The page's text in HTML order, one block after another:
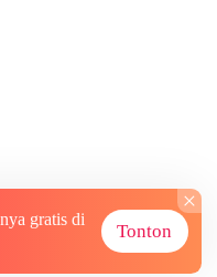
gratis di
Tonton